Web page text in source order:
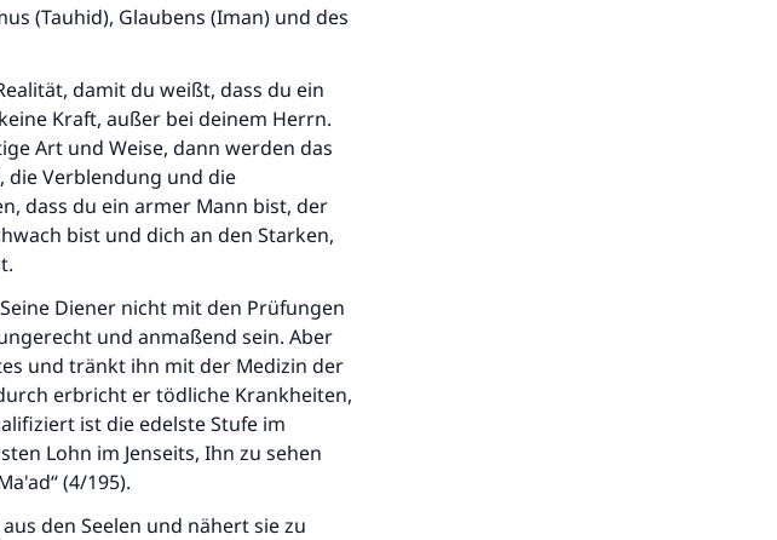
(Tauhid), Glaubens (Iman) und des
damit du weißt, dass du ein
Kraft, außer bei deinem Herrn.
Art und Weise, dann werden das
die Verblendung und die
dass du ein armer Mann bist, der
bist und dich an den Starken,
Diener nicht mit den Prüfungen
und anmaßend sein. Aber
und tränkt ihn mit der Medizin der
erbricht er tödliche Krankheiten,
ist die edelste Stufe im
Lohn im Jenseits, Ihn zu sehen
(4/195).
den Seelen und nähert sie zu